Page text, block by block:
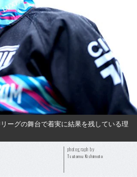
ーグの舞台で着実に結果を残している理
photograph by
Tsutomu Kishimoto